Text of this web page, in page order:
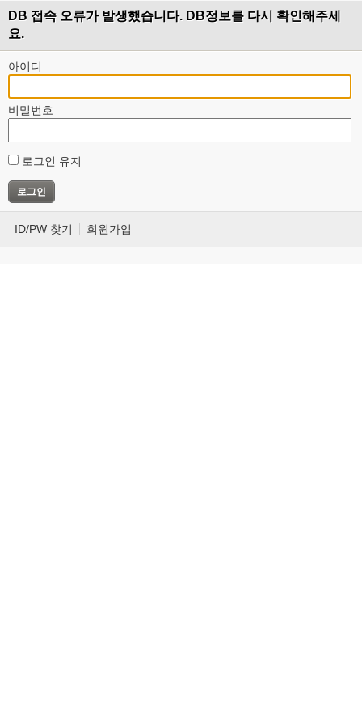
DB 접속 오류가 발생했습니다. DB정보를 다시 확인해주세
요.
아이디
비밀번호
로그인 유지
ID/PW 찾기 회원가입